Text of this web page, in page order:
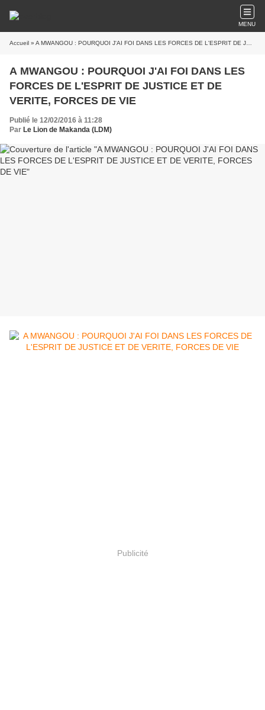
MENU
Accueil » A MWANGOU : POURQUOI J'AI FOI DANS LES FORCES DE L'ESPRIT DE JUSTICE ET DE VERITE, FORCES DE VIE
A MWANGOU : POURQUOI J'AI FOI DANS LES
FORCES DE L'ESPRIT DE JUSTICE ET DE
VERITE, FORCES DE VIE
Publié le 12/02/2016 à 11:28
Par Le Lion de Makanda (LDM)
Publicité